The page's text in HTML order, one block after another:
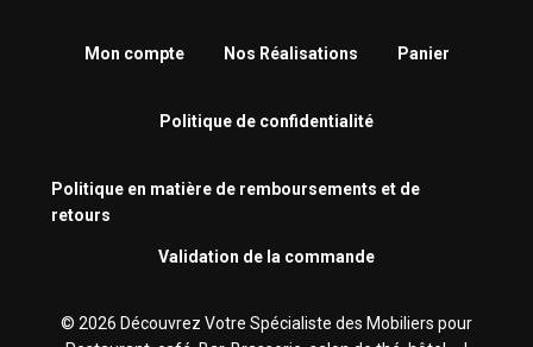
Mon compte Nos Réalisations Panier
Politique de confidentialité
Politique en matière de remboursements et de
retours
Validation de la commande
© 2026 Découvrez Votre Spécialiste des Mobiliers pour